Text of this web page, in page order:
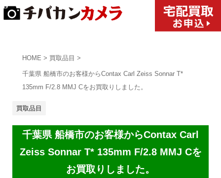
HOME > 買取品目 >
千葉県 船橋市のお客様からContax Carl Zeiss Sonnar T*
135mm F/2.8 MMJ Cをお買取りしました。
買取品目
千葉県 船橋市のお客様からContax Carl
Zeiss Sonnar T* 135mm F/2.8 MMJ Cを
お買取りしました。